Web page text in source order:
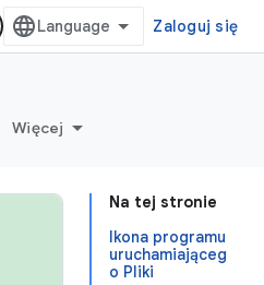
Zaloguj się
Więcej
Na tej stronie
Ikona programu
uruchamiająceg
o Pliki